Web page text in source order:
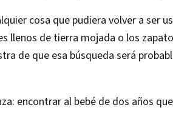
cosa que pudiera volver a ser
llenos de tierra mojada o los
de que esa búsqueda será
encontrar al bebé de dos años